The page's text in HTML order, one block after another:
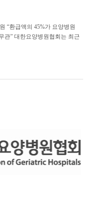
“환급액의 45%가 요양병원
관” 대한요양병원협회는 최근
회적 입...